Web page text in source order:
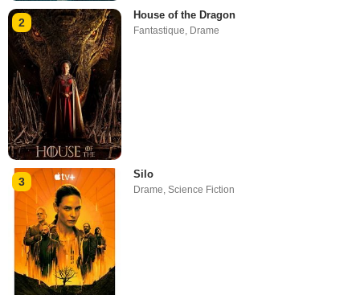
2
House of the Dragon
Fantastique Drame
3
Silo
Drame,Science Fiction